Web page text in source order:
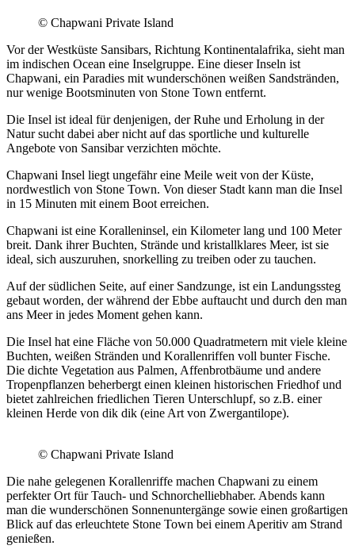
© Chapwani Private Island
Vor der Westküste Sansibars, Richtung Kontinentalafrika, sieht man
im indischen Ocean eine Inselgruppe. Eine dieser Inseln ist
Chapwani, ein Paradies mit wunderschönen weißen Sandstränden,
nur wenige Bootsminuten von Stone Town entfernt.
Die Insel ist ideal für denjenigen, der Ruhe und Erholung in der
Natur sucht dabei aber nicht auf das sportliche und kulturelle
Angebote von Sansibar verzichten möchte.
Chapwani Insel liegt ungefähr eine Meile weit von der Küste,
nordwestlich von Stone Town. Von dieser Stadt kann man die Insel
in 15 Minuten mit einem Boot erreichen.
Chapwani ist eine Koralleninsel, ein Kilometer lang und 100 Meter
breit. Dank ihrer Buchten, Strände und kristallklares Meer, ist sie
ideal, sich auszuruhen, snorkelling zu treiben oder zu tauchen.
Auf der südlichen Seite, auf einer Sandzunge, ist ein Landungssteg
gebaut worden, der während der Ebbe auftaucht und durch den man
ans Meer in jedes Moment gehen kann.
Die Insel hat eine Fläche von 50.000 Quadratmetern mit viele kleine
Buchten, weißen Stränden und Korallenriffen voll bunter Fische.
Die dichte Vegetation aus Palmen, Affenbrotbäume und andere
Tropenpflanzen beherbergt einen kleinen historischen Friedhof und
bietet zahlreichen friedlichen Tieren Unterschlupf, so z.B. einer
kleinen Herde von dik dik (eine Art von Zwergantilope).
© Chapwani Private Island
Die nahe gelegenen Korallenriffe machen Chapwani zu einem
perfekter Ort für Tauch- und Schnorchelliebhaber. Abends kann
man die wunderschönen Sonnenuntergänge sowie einen großartigen
Blick auf das erleuchtete Stone Town bei einem Aperitiv am Strand
genießen.